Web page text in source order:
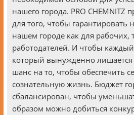
нашего города. PRO CHEMNITZ
для того, чтобы гарантировать
нашем городе как для рабочих,
работодателей. И чтобы
который вынужденно лишается
шанс на то, чтобы обеспечить
сознательную жизнь. Бюджет
сбалансирован, чтобы
образом можно добиться